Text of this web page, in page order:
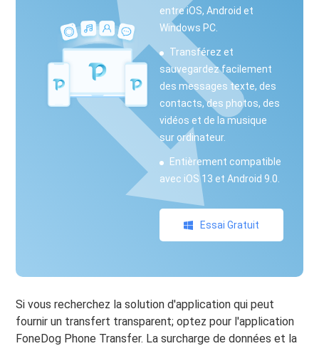
entre iOS, Android et
Windows PC.
Transférez et
sauvegardez facilement
des messages texte, des
contacts, des photos, des
vidéos et de la musique
sur ordinateur.
Entièrement compatible
avec iOS 13 et Android 9.0.
Essai Gratuit
Si vous recherchez la solution d'application qui peut
fournir un transfert transparent; optez pour l'application
FoneDog Phone Transfer. La surcharge de données et la